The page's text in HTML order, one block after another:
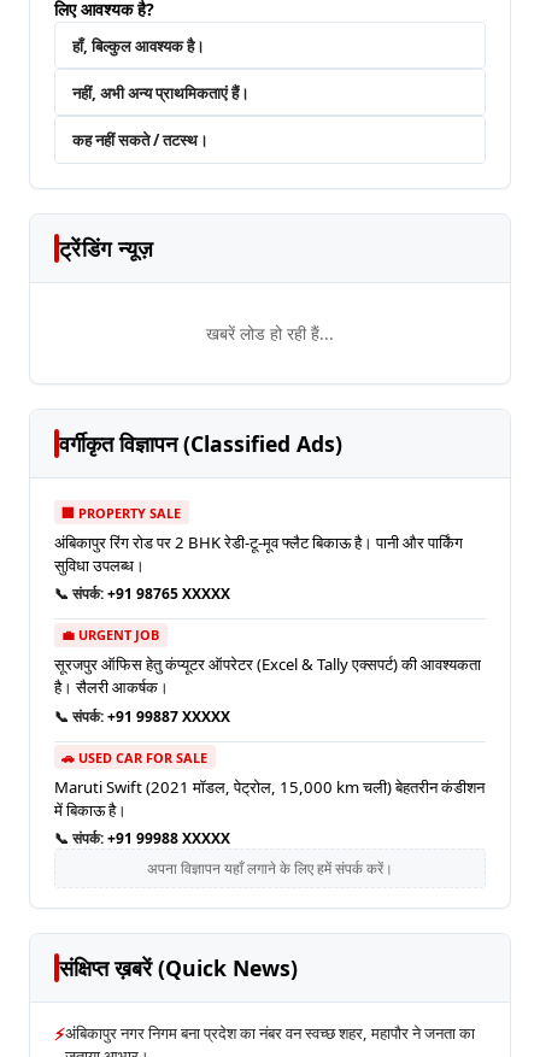
लिए आवश्यक है?
हाँ, बिल्कुल आवश्यक है।
नहीं, अभी अन्य प्राथमिकताएं हैं।
कह नहीं सकते / तटस्थ।
ट्रेंडिंग न्यूज़
खबरें लोड हो रही हैं...
वर्गीकृत विज्ञापन (Classified Ads)
🏢 PROPERTY SALE
अंबिकापुर रिंग रोड पर 2 BHK रेडी-टू-मूव फ्लैट बिकाऊ है। पानी और पार्किंग
सुविधा उपलब्ध।
📞 संपर्क:+91 98765 XXXXX
💼 URGENT JOB
सूरजपुर ऑफिस हेतु कंप्यूटर ऑपरेटर (Excel & Tally एक्सपर्ट) की आवश्यकता
है। सैलरी आकर्षक।
📞 संपर्क:+91 99887 XXXXX
🚗 USED CAR FOR SALE
Maruti Swift (2021 मॉडल, पेट्रोल, 15,000 km चली) बेहतरीन कंडीशन
में बिकाऊ है।
📞 संपर्क:+91 99988 XXXXX
अपना विज्ञापन यहाँ लगाने के लिए हमें संपर्क करें।
संक्षिप्त ख़बरें (Quick News)
⚡अंबिकापुर नगर निगम बना प्रदेश का नंबर वन स्वच्छ शहर, महापौर ने जनता का